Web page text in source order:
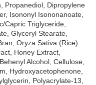
Propanediol, Dipropylene
Isononyl Isononanoate,
Capric Triglyceride,
Glyceryl Stearate,
Oryza Sativa (Rice)
Honey Extract,
Alcohol, Cellulose,
Hydroxyacetophenone,
Polyacrylate-13,